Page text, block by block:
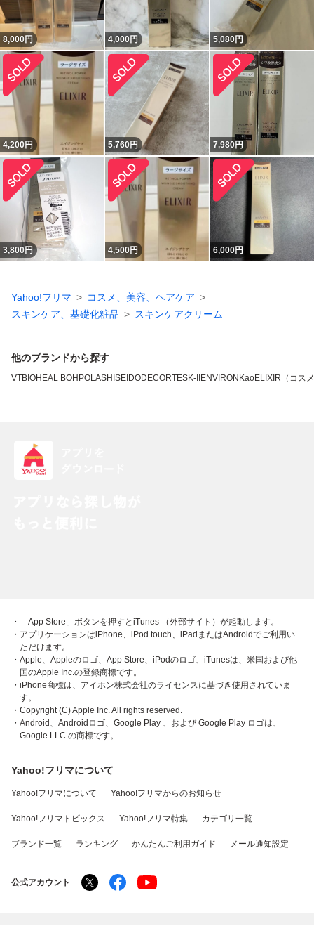
8,000円 4,000円 5,080円
4,200円 5,760円 7,980円
3,800円 4,500円 6,000円
Yahoo!フリマ
コスメ、美容、ヘアケア
スキンケア、基礎化粧品
スキンケアクリーム
他のブランドから探す
VTBIOHEAL BOH POLASHISEIDODECORTESK-II ENVIRON KaoELIXIR（コス
・「App Store」ボタンを押すとiTunes （外部サイト）が起動します。
・アプリケーションはiPhone、iPod touch、iPadまたはAndroidでご利用い
ただけます。
・Apple、Appleのロゴ、App Store、iPodのロゴ、iTunesは、米国および他
国のApple Inc.の登録商標です。
・iPhone商標は、アイホン株式会社のライセンスに基づき使用されていま
す。
・Copyright (C) Apple Inc. All rights reserved.
・Android、Androidロゴ、Google Play 、および Google Play ロゴは、
Google LLC の商標です。
Yahoo!フリマについて
Yahoo!フリマについて Yahoo!フリマからのお知らせ
Yahoo!フリマトピックス Yahoo!フリマ特集 カテゴリ一覧
ブランド一覧 ランキング かんたんご利用ガイド メール通知設定
公式アカウント